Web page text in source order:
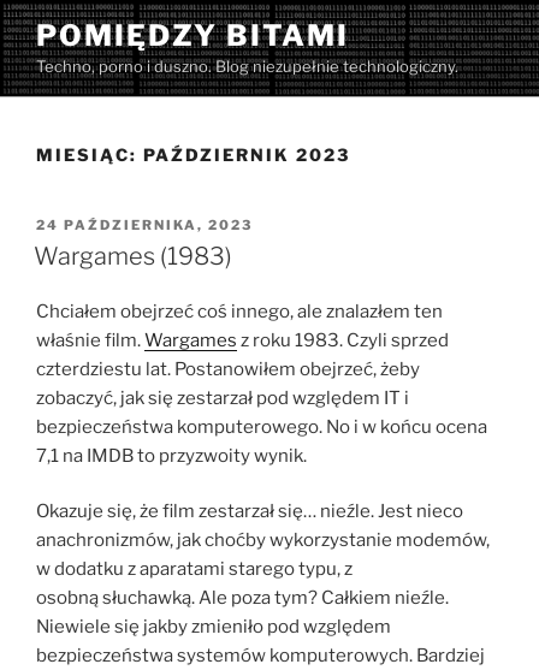
Przejdź
do
treści
POMIĘDZY BITAMI
Techno, porno i duszno. Blog niezupełnie technologiczny.
MIESIĄC: PAŹDZIERNIK 2023
OPUBLIKOWANE
W
24 PAŹDZIERNIKA, 2023
Wargames (1983)
Chciałem obejrzeć coś innego, ale znalazłem ten
właśnie film.Wargames z roku 1983. Czyli sprzed
czterdziestu lat. Postanowiłem obejrzeć, żeby
zobaczyć, jak się zestarzał pod względem IT i
bezpieczeństwa komputerowego. No i w końcu ocena
7,1 na IMDB to przyzwoity wynik.
Okazuje się, że film zestarzał się… nieźle. Jest nieco
anachronizmów, jak choćby wykorzystanie modemów,
w dodatku z aparatami starego typu, z
osobną słuchawką. Ale poza tym? Całkiem nieźle.
Niewiele się jakby zmieniło pod względem
bezpieczeństwa systemów komputerowych. Bardziej